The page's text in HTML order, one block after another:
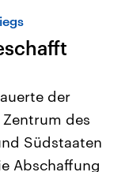
der
des
Südstaaten
Abschaffung